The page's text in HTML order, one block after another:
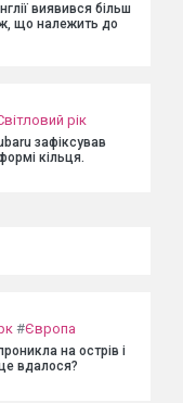
виявився більш
що належить до
рік
зафіксував
кільця.
#Європа
на острів і
вдалося?